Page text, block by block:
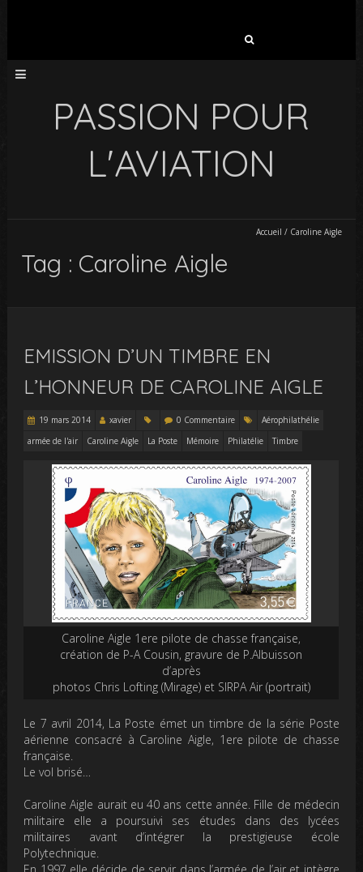
PASSION POUR
L'AVIATION
Accueil / Caroline Aigle
Tag : Caroline Aigle
EMISSION D’UN TIMBRE EN
L’HONNEUR DE CAROLINE AIGLE
19 mars 2014 xavier 0 Commentaire
Aérophilathélie
armée de l'air
Caroline Aigle La Poste Mémoire Philatélie Timbre
Caroline Aigle 1ere pilote de chasse française,
création de P-A Cousin, gravure de P.Albuisson
d’après
photos Chris Lofting (Mirage) et SIRPA Air (portrait)
Le 7 avril 2014, La Poste émet un timbre de la série Poste
aérienne consacré à Caroline Aigle, 1ere pilote de chasse
française.
Le vol brisé…
Caroline Aigle aurait eu 40 ans cette année. Fille de médecin
militaire elle a poursuivi ses études dans des lycées
militaires avant d’intégrer la prestigieuse école
Polytechnique.